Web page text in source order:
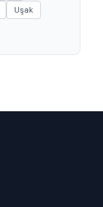
Uşak